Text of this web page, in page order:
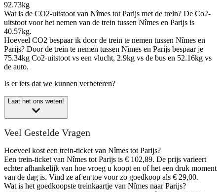
92.73kg
Wat is de CO2-uitstoot van Nîmes tot Parijs met de trein? De Co2-
uitstoot voor het nemen van de trein tussen Nîmes en Parijs is
40.57kg.
Hoeveel CO2 bespaar ik door de trein te nemen tussen Nîmes en
Parijs? Door de trein te nemen tussen Nîmes en Parijs bespaar je
75.34kg Co2-uitstoot vs een vlucht, 2.9kg vs de bus en 52.16kg vs
de auto.
Is er iets dat we kunnen verbeteren?
Laat het ons weten!
Veel Gestelde Vragen
Hoeveel kost een trein-ticket van Nîmes tot Parijs?
Een trein-ticket van Nîmes tot Parijs is € 102,89. De prijs varieert
echter afhankelijk van hoe vroeg u koopt en of het een druk moment
van de dag is. Vind ze af en toe voor zo goedkoop als € 29,00.
Wat is het goedkoopste treinkaartje van Nîmes naar Parijs?